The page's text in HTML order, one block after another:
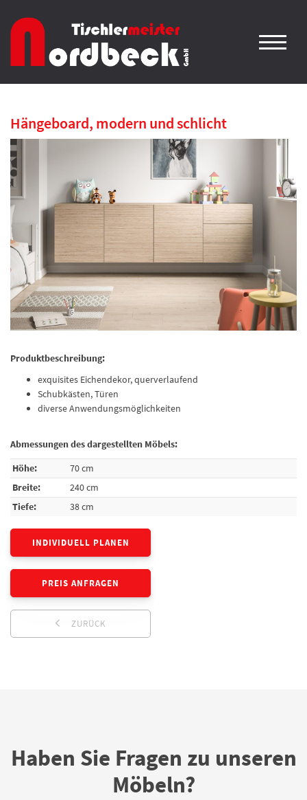
Hängeboard, modern und schlicht
Produktbeschreibung:
exquisites Eichendekor, querverlaufend
Schubkästen, Türen
diverse Anwendungsmöglichkeiten
Abmessungen des dargestellten Möbels:
Höhe:
70 cm
Breite:
240 cm
Tiefe:
38 cm
INDIVIDUELL PLANEN
PREIS ANFRAGEN
ZURÜCK
Haben Sie Fragen zu unseren
Möbeln?